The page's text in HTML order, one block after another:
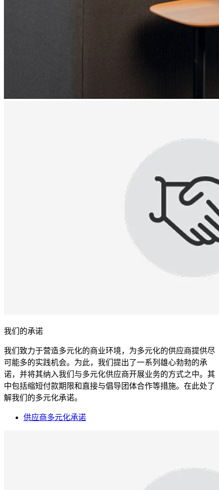
我们的承诺
我们致力于营造多元化的商业环境，为多元化的供应商提供尽
可能多的实践机会。为此，我们提出了一系列雄心勃勃的承
诺，并将其纳入我们与多元化供应商开展业务的方式之中。其
中包括缩短付款期限和直接与倡导团体合作等措施。在此处了
解我们的多元化承诺。
供应商多元化承诺